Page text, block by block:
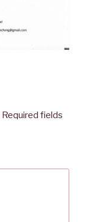
Required fields